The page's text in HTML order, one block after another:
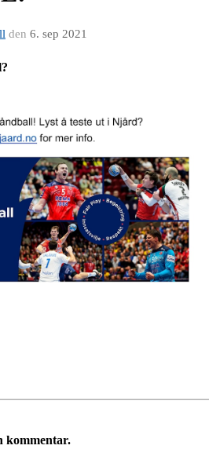
den 6. sep 2021
kommentar.